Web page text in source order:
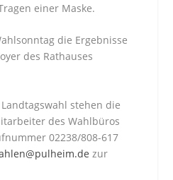
einer Maske.
die Ergebnisse
des Rathauses
stehen die
des Wahlbüros
02238/808-617
zur